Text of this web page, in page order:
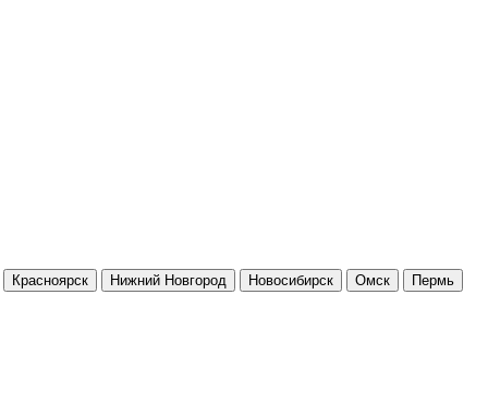
Красноярск Нижний Новгород Новосибирск Омск
Пермь